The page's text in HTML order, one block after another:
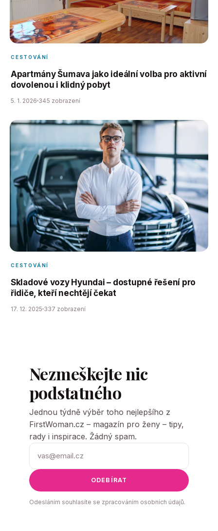
CESTOVÁNÍ
Apartmány Šumava jako ideální volba pro aktivní
dovolenou i klidný pobyt
5. 1. 2026 345 zobrazení
CESTOVÁNÍ
Skladové vozy Hyundai – dostupné řešení pro
řidiče, kteří nechtějí čekat
17. 12. 2025 337 zobrazení
Nezmeškejte nic
podstatného
Jednou týdně výběr toho nejlepšího z
FirstWoman.cz – magazín pro ženy – tipy,
rady i inspirace. Žádný spam.
ODEBÍRAT
Odesláním souhlasíte se zpracováním osobních údajů.